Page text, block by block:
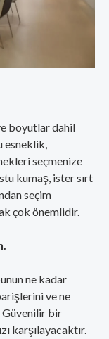
boyutlar dahil
esneklik,
seçmenize
kumaş, ister sırt
seçim
çok önemlidir.
ne kadar
ve ne
Güvenilir bir
karşılayacaktır.